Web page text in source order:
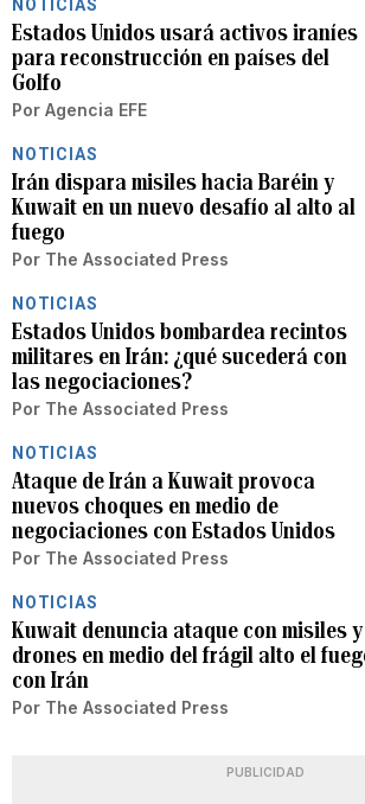
NOTICIAS
Estados Unidos usará activos iraníes
para reconstrucción en países del
Golfo
Por Agencia EFE
NOTICIAS
Irán dispara misiles hacia Baréin y
Kuwait en un nuevo desafío al alto al
fuego
Por The Associated Press
NOTICIAS
Estados Unidos bombardea recintos
militares en Irán: ¿qué sucederá con
las negociaciones?
Por The Associated Press
NOTICIAS
Ataque de Irán a Kuwait provoca
nuevos choques en medio de
negociaciones con Estados Unidos
Por The Associated Press
NOTICIAS
Kuwait denuncia ataque con misiles y
drones en medio del frágil alto el
con Irán
Por The Associated Press
PUBLICIDAD